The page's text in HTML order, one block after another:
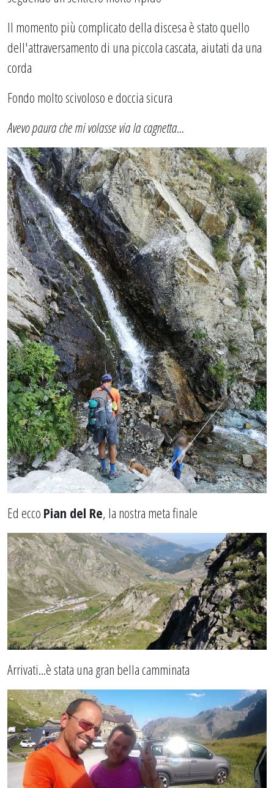
Il momento più complicato della discesa è stato quello
dell'attraversamento di una piccola cascata, aiutati da una
corda
Fondo molto scivoloso e doccia sicura
Avevo paura che mi volasse via la cagnetta...
Ed ecco Pian del Re, la nostra meta finale
Arrivati...è stata una gran bella camminata